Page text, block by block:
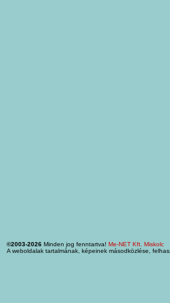
©2003-2026 Minden jog fenntartva! Me-NET Kft. Miskolc
A weboldalak tartalmának, képeinek másodközlése,